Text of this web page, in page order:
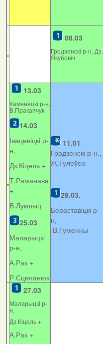
08.03
Гродзенскі р-н, Дз.
Якубовіч
13.03
Камянецкі р-н,
В.Пракапчук
14.03
Івацевіцкі р-
н,
Дз.Кіцель +
Т.Раманава
+
В.Лукшыц
25.03
Маларыцкі
р-н,
А.Рак +
Р.Сцепанюк
11.01
Гродзенскі р-н.,
Ж.Гулеўскі
28.03.
Бераставіцкі р-
н,
В.Гуменны
27.03
Маларыцкі р-
н,
Дз.Кіцель +
А.Рак +